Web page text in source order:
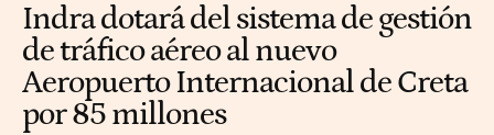
Indra dotará del sistema de gestión
de tráfico aéreo al nuevo
Aeropuerto Internacional de Creta
por 85 millones